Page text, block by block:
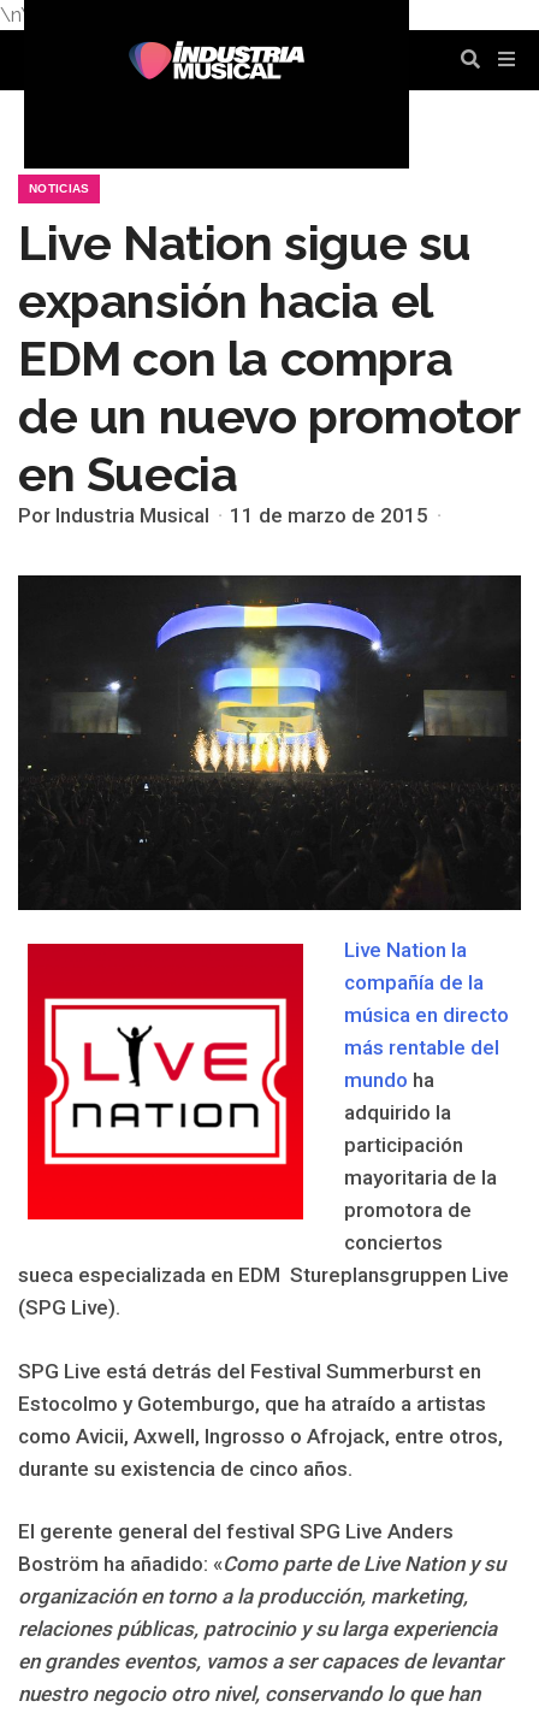
\n\n
NOTICIAS
Live Nation sigue su
expansión hacia el
EDM con la compra
de un nuevo promotor
en Suecia
Por Industria Musical 11 de marzo de 2015
Live Nation la
compañía de la
música en directo
más rentable del
mundo ha
adquirido la
participación
mayoritaria de la
promotora de
conciertos
sueca especializada en EDM Stureplansgruppen Live
(SPG Live).
SPG Live está detrás del Festival Summerburst en
Estocolmo y Gotemburgo, que ha atraído a artistas
como Avicii, Axwell, Ingrosso o Afrojack, entre otros,
durante su existencia de cinco años.
El gerente general del festival SPG Live Anders
Boström ha añadido: «Como parte de Live Nation y su
organización en torno a la producción, marketing,
relaciones públicas, patrocinio y su larga experiencia
en grandes eventos, vamos a ser capaces de levantar
nuestro negocio otro nivel, conservando lo que han